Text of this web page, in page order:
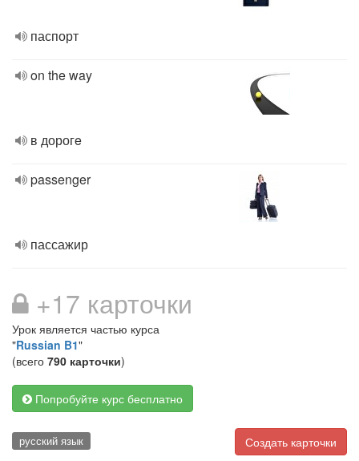
паспорт
on the way
в дорогe
passenger
пассажир
+17 карточки
Урок является частью курса
"Russian B1"
(всего 790 карточки)
Попробуйте курс бесплатно
Создать карточки
русский язык